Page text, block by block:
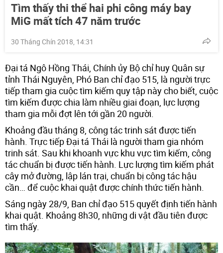
Tìm thấy thi thể hai phi công máy bay
MiG mất tích 47 năm trước
30 Tháng Chín 2018, 14:31
Đại tá Ngô Hồng Thái, Chính ủy Bộ chỉ huy Quân sự
tỉnh Thái Nguyên, Phó Ban chỉ đạo 515, là người trực
tiếp tham gia cuộc tìm kiếm quy tập này cho biết, cuộc
tìm kiếm được chia làm nhiều giai đoạn, lực lượng
tham gia mỗi đợt lên tới gần 20 người.
Khoảng đầu tháng 8, công tác trinh sát được tiến
hành. Trực tiếp Đại tá Thái là người tham gia nhóm
trinh sát. Sau khi khoanh vực khu vực tìm kiếm, công
tác chuẩn bị được tiến hành. Lực lượng tìm kiếm phát
cây mở đường, lập lán trại, chuẩn bị công tác hậu
cần… để cuộc khai quật được chính thức tiến hành.
Sáng ngày 28/9, Ban chỉ đạo 515 quyết định tiến hành
khai quật. Khoảng 8h30, những di vật đầu tiên được
tìm thấy.